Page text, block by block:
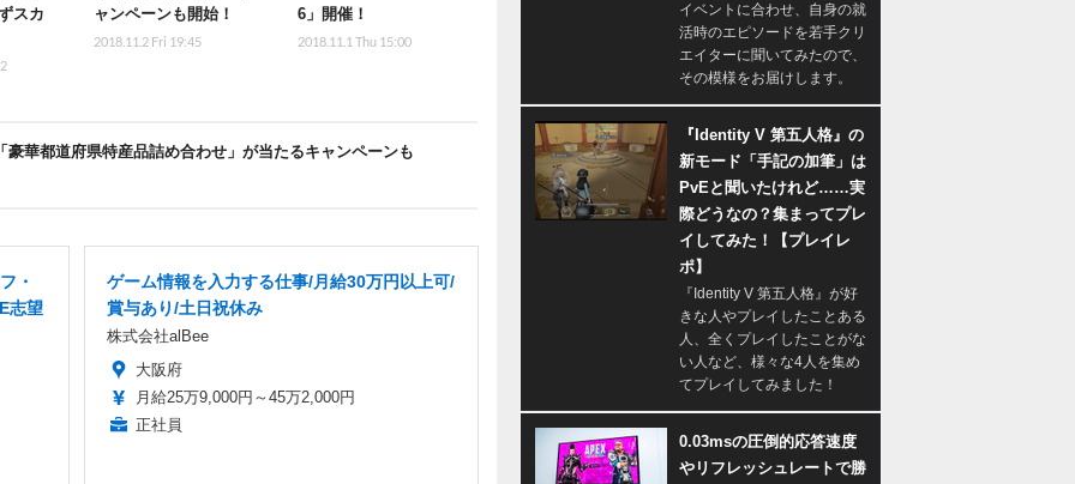
スカ
ャンペーンも開始！
2018.11.2 Fri 19:45
6」開催！
2018.11.1 Thu 15:00
華都道府県特産品詰め合わせ」が当たるキャンペーンも
・
志望
ゲーム情報を入力する仕事/月給30万円以上可/
賞与あり/土日祝休み
株式会社alBee
大阪府
月給25万9,000円～45万2,000円
正社員
イベントに合わせ、自身の就
活時のエピソードを若手クリ
エイターに聞いてみたので、
その模様をお届けします。
『Identity V 第五人格』の
新モード「手記の加筆」は
PvEと聞いたけれど……実
際どうなの？集まってプレ
イしてみた！【プレイレ
ポ】
『Identity V 第五人格』が好
きな人やプレイしたことある
人、全くプレイしたことがな
い人など、様々な4人を集め
てプレイしてみました！
0.03msの圧倒的応答速度
やリフレッシュレートで勝